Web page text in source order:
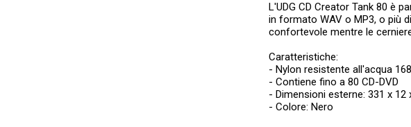
L'UDG CD Creator Tank 80 è
in formato WAV o MP3, o più
confortevole mentre le
Caratteristiche:
- Nylon resistente all'acqua
- Contiene fino a 80 CD-DVD
- Dimensioni esterne: 331 x 12
- Colore: Nero